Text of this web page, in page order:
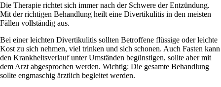
Die Therapie richtet sich immer nach der Schwere der Entzündung.
Mit der richtigen Behandlung heilt eine Divertikulitis in den meisten
Fällen vollständig aus.
Bei einer leichten Divertikulitis sollten Betroffene flüssige oder leichte
Kost zu sich nehmen, viel trinken und sich schonen. Auch Fasten kann
den Krankheitsverlauf unter Umständen begünstigen, sollte aber mit
dem Arzt abgesprochen werden. Wichtig: Die gesamte Behandlung
sollte engmaschig ärztlich begleitet werden.